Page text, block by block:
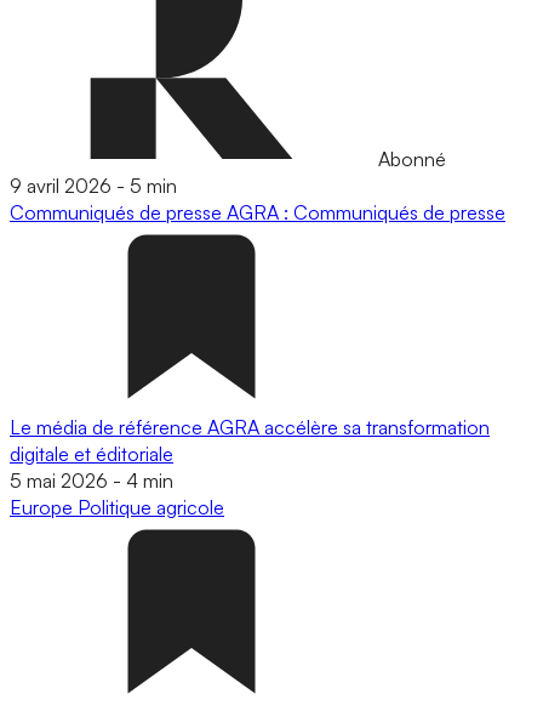
Abonné
9 avril 2026 - 5 min
Communiqués de presse AGRA : Communiqués de presse
Le média de référence AGRA accélère sa transformation
digitale et éditoriale
5 mai 2026 - 4 min
Europe Politique agricole